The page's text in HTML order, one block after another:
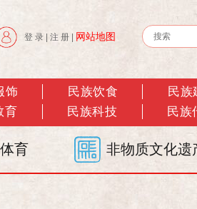
登 录 注 册 网站地图
饰 民族饮食
民族
育 民族科技 民族
育 非物质文化遗